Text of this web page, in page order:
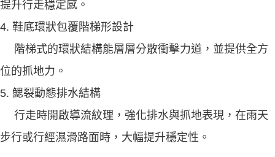
提升行走穩定感。
4. 鞋底環狀包覆階梯形設計
階梯式的環狀結構能層層分散衝擊力道，並提供全方
位的抓地力。
5. 鰓裂動態排水結構
行走時開啟導流紋理，強化排水與抓地表現，在雨天
步行或行經濕滑路面時，大幅提升穩定性。